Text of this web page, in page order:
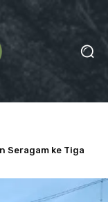
Langgar Prinsip